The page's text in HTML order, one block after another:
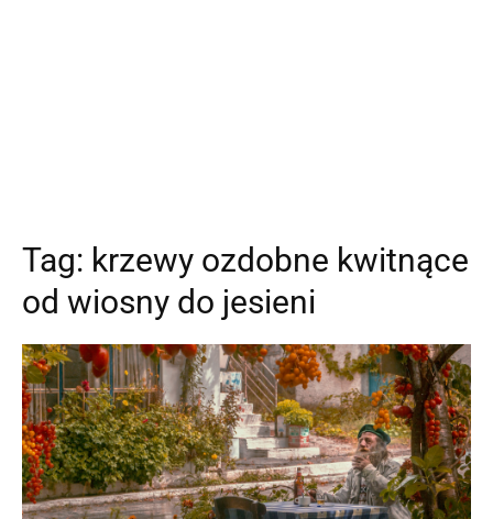
Tag: krzewy ozdobne kwitnące
od wiosny do jesieni